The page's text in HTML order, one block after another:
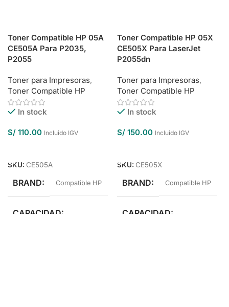
Toner Compatible HP 05A
CE505A Para P2035,
P2055
Toner para Impresoras,
Toner Compatible HP
In stock
S/ 110.00 Incluido IGV
SKU: CE505A
BRAND Compatible HP
CAPACIDAD
Toner Compatible HP 05X
CE505X Para LaserJet
P2055dn
Toner para Impresoras,
Toner Compatible HP
In stock
S/ 150.00 Incluido IGV
SKU: CE505X
BRAND Compatible HP
CAPACIDAD